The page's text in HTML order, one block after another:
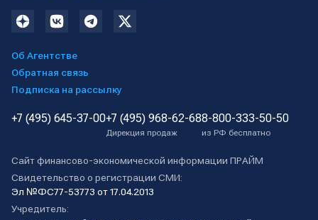
Об Агентстве
Обратная связь
Подписка на рассылку
+7 (495) 645-37-00+7 (495) 968-62-68
Дирекция продаж
8-800-333-50-50
из РФ бесплатно
Сайт финансово-экономической информации ПРАЙМ
Свидетельство о регистрации СМИ:
Эл №ФС77-53773 от 17.04.2013
Учредитель: